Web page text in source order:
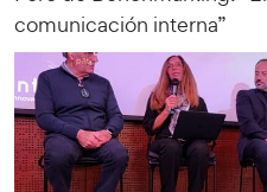
comunicación interna”